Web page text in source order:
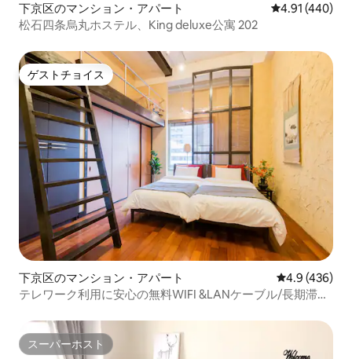
下京区のマンション・アパート レビュー440
4.91 (440)
松石四条烏丸ホステル、King deluxe公寓 202
ゲストチョイス
ゲストチョイス
下京区のマンション・アパート レビュー436
4.9 (436)
テレワーク利用に安心の無料WIFI &LANケーブル/長期滞在
スーパーホスト
スーパーホスト